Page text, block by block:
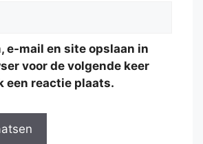
e-mail en site opslaan in
voor de volgende keer
een reactie plaats.